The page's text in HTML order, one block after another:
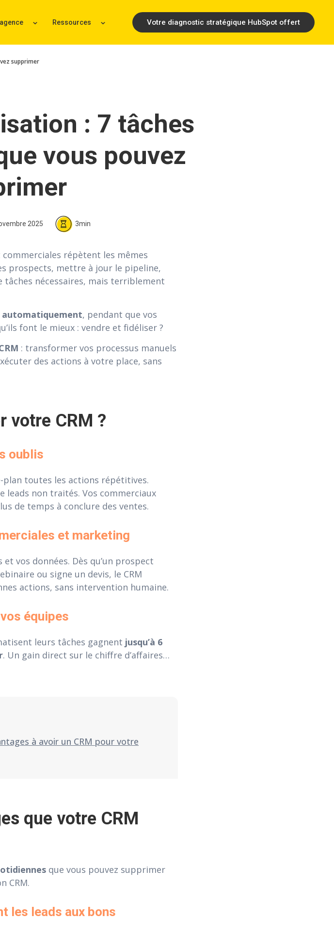
Ressources Votre diagnostic stratégique HubSpot offert
supprimer
: 7 tâches
vous pouvez
2025 3min
répètent les mêmes
prospects, mettre à jour le pipeline,
tâches nécessaires, mais terriblement
automatiquement, pendant que vos
font le mieux : vendre et fidéliser ?
: transformer vos processus manuels
des actions à votre place, sans
votre CRM ?
oublis
plan toutes les actions répétitives.
leads non traités. Vos commerciaux
de temps à conclure des ventes.
et marketing
vos données. Dès qu’un prospect
ou signe un devis, le CRM
actions, sans intervention humaine.
équipes
leurs tâches gagnent jusqu’à 6
. Un gain direct sur le chiffre d’affaires…
à avoir un CRM pour votre
que votre CRM
que vous pouvez supprimer
CRM.
les leads aux bons